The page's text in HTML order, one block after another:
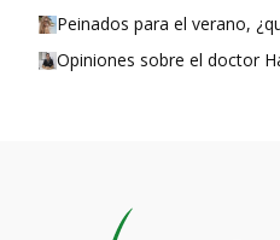
Peinados para el verano,
Opiniones sobre el doctor